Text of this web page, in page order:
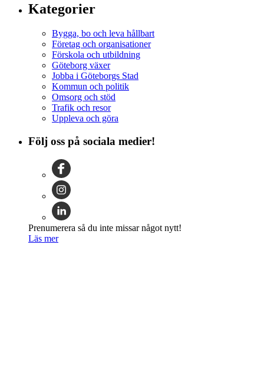
Kategorier
Bygga, bo och leva hållbart
Företag och organisationer
Förskola och utbildning
Göteborg växer
Jobba i Göteborgs Stad
Kommun och politik
Omsorg och stöd
Trafik och resor
Uppleva och göra
Följ oss på sociala medier!
Prenumerera så du inte missar något nytt!
Läs mer